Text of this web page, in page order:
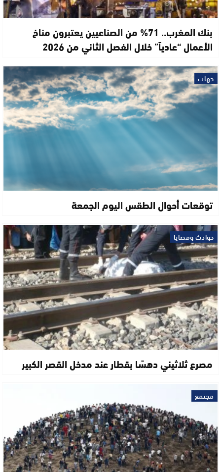
بنك المغرب.. 71% من الصناعيين يعتبرون مناخ
الأعمال “عادياً” خلال الفصل الثاني من 2026
جهات
توقعات أحوال الطقس اليوم الجمعة
حوادث وقضايا
مصرع ثلاثيني دهسًا بقطار عند مدخل القصر الكبير
مجتمع